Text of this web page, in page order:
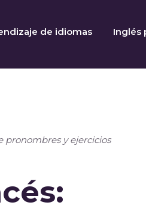
de idiomas Inglés
pronombres y ejercicios